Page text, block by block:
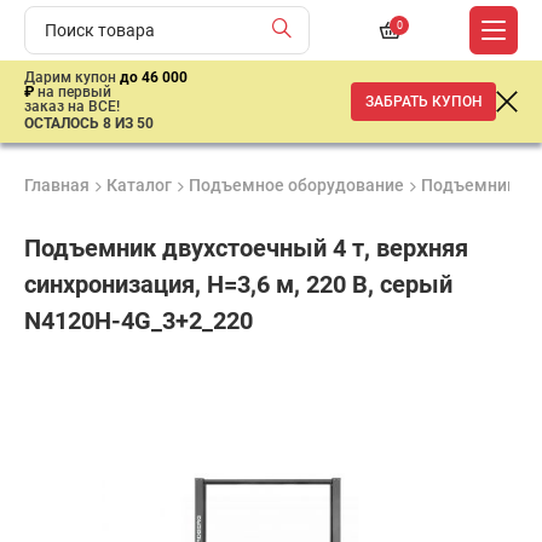
0
Дарим купон до 46 000
₽ на первый
заказ на ВСЕ!
ОСТАЛОСЬ 8 ИЗ 50
ЗАБРАТЬ КУПОН
Главная Каталог Подъемное оборудование Подъемники
Подъемник двухстоечный 4 т, верхняя
синхронизация, H=3,6 м, 220 В, серый
N4120H-4G_3+2_220